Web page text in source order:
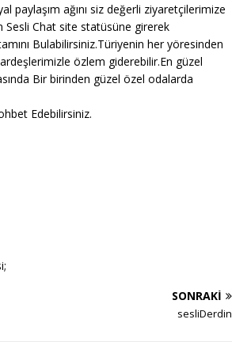
paylaşım ağını siz değerli ziyaretçilerimize
Sesli Chat site statüsüne girerek
Bulabilirsiniz.Türiyenin her yöresinden
özlem giderebilir.En güzel
Bir birinden güzel özel odalarda
Edebilirsiniz.
SONRAKI
sesliDerdin